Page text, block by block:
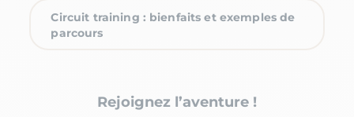
Circuit training : bienfaits et exemples de
parcours
Rejoignez l’aventure !